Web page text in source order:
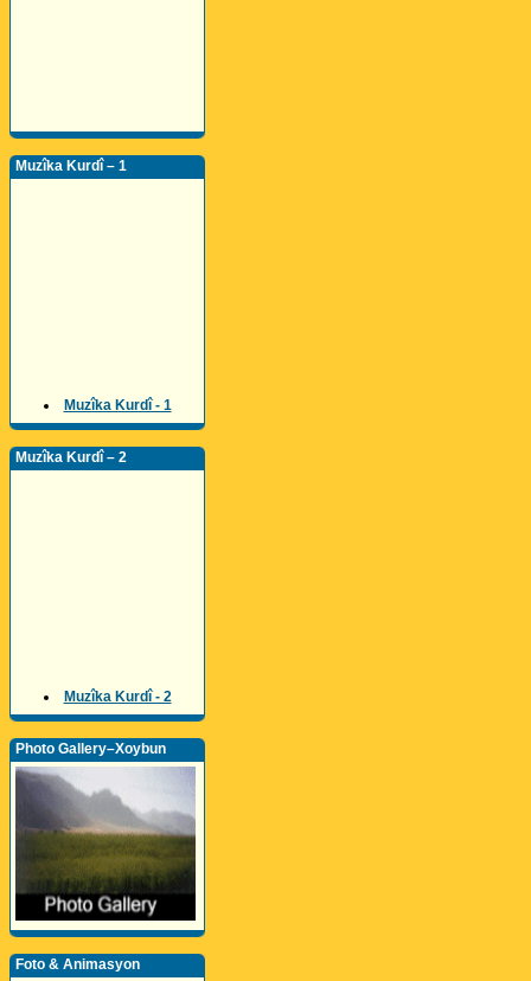
Muzîka Kurdî – 1
Muzîka Kurdî - 1
Muzîka Kurdî – 2
Muzîka Kurdî - 2
Photo Gallery–Xoybun
Foto & Animasyon